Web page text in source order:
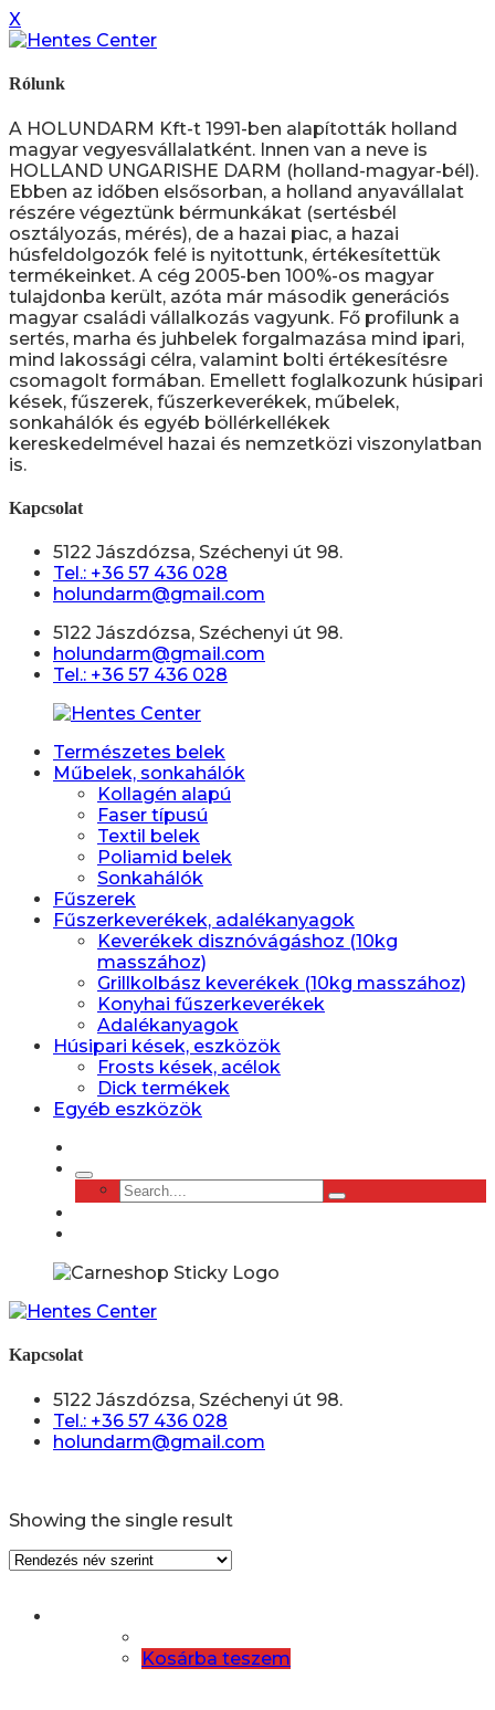
X
Rólunk
A HOLUNDARM Kft-t 1991-ben alapították holland
magyar vegyesvállalatként. Innen van a neve is
HOLLAND UNGARISHE DARM (holland-magyar-bél).
Ebben az időben elsősorban, a holland anyavállalat
részére végeztünk bérmunkákat (sertésbél
osztályozás, mérés), de a hazai piac, a hazai
húsfeldolgozók felé is nyitottunk, értékesítettük
termékeinket. A cég 2005-ben 100%-os magyar
tulajdonba került, azóta már második generációs
magyar családi vállalkozás vagyunk. Fő profilunk a
sertés, marha és juhbelek forgalmazása mind ipari,
mind lakossági célra, valamint bolti értékesítésre
csomagolt formában. Emellett foglalkozunk húsipari
kések, fűszerek, fűszerkeverékek, műbelek,
sonkahálók és egyéb böllérkellékek
kereskedelmével hazai és nemzetközi viszonylatban
is.
Kapcsolat
5122 Jászdózsa, Széchenyi út 98.
Tel.: +36 57 436 028
holundarm@gmail.com
5122 Jászdózsa, Széchenyi út 98.
holundarm@gmail.com
Tel.: +36 57 436 028
Természetes belek
Műbelek, sonkahálók
Kollagén alapú
Faser típusú
Textil belek
Poliamid belek
Sonkahálók
Fűszerek
Fűszerkeverékek, adalékanyagok
Keverékek disznóvágáshoz (10kg
masszához)
Grillkolbász keverékek (10kg masszához)
Konyhai fűszerkeverékek
Adalékanyagok
Húsipari kések, eszközök
Frosts kések, acélok
Dick termékek
Egyéb eszközök
Kapcsolat
5122 Jászdózsa, Széchenyi út 98.
Tel.: +36 57 436 028
holundarm@gmail.com
Showing the single result
Kosárba teszem